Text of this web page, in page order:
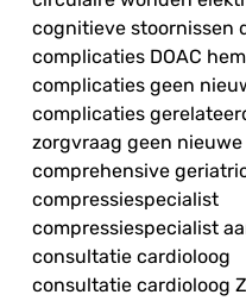
cognitieve stoornissen
complicaties DOAC
complicaties geen
complicaties
zorgvraag geen
comprehensive
compressiespecialist
compressiespecialist
consultatie cardioloog
consultatie cardioloog